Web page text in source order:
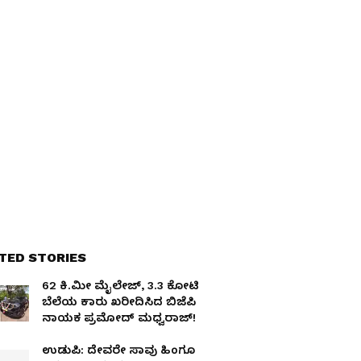
STORIES
62 ಕಿ.ಮೀ ಮೈಲೇಜ್, 3.3 ಕೋಟಿ
ಬೆಲೆಯ ಕಾರು ಖರೀದಿಸಿದ ಬಿಜೆಪಿ
ನಾಯಕ ಪ್ರಮೋದ್ ಮಧ್ವರಾಜ್!
ಉಡುಪಿ: ದೇವರೇ ಸಾವು ಹಿಂಗೂ